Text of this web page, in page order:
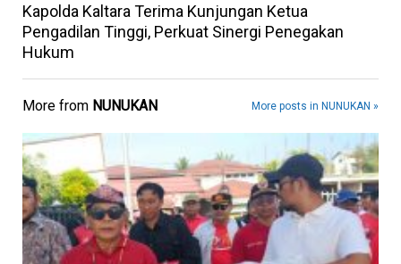
Kapolda Kaltara Terima Kunjungan Ketua
Pengadilan Tinggi, Perkuat Sinergi Penegakan
Hukum
More from NUNUKAN More posts in NUNUKAN »